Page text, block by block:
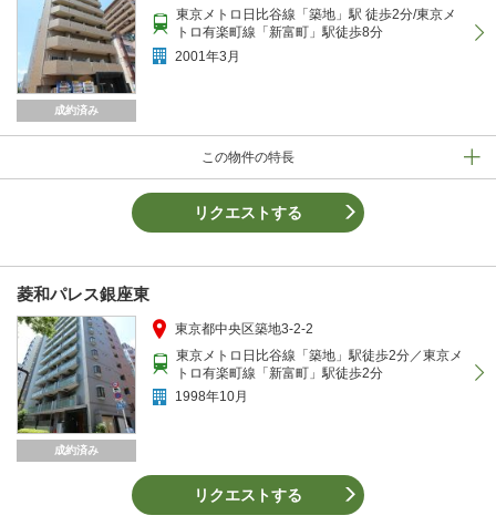
成約済み
この物件の特長
東京メトロ日比谷線「築地」駅 徒歩2分/東京メ
トロ有楽町線「新富町」駅徒歩8分
2001年3月
リクエストする
菱和パレス銀座東
成約済み
東京都中央区築地3-2-2
東京メトロ日比谷線「築地」駅徒歩2分／東京メ
トロ有楽町線「新富町」駅徒歩2分
1998年10月
リクエストする